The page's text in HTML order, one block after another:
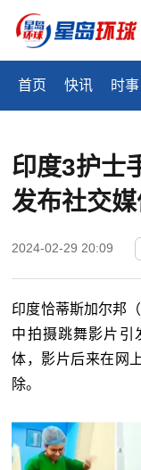
首页 快讯 时事
印度3护士
发布社交
2024-02-29 20:09
印度恰蒂斯加尔邦
中拍摄跳舞影片引
体，影片后来在网
除。